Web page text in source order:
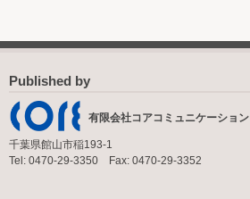
Published by
有限会社コアコミュニケーション
千葉県館山市稲193-1
Tel: 0470-29-3350 Fax: 0470-29-3352